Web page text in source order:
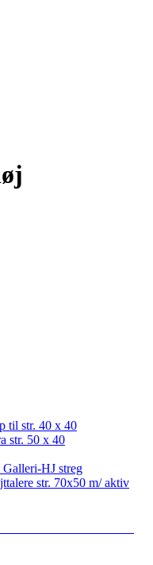
til str. 40 x 40
str. 50 x 40
HJ streg
str. 70x50 m/ aktiv